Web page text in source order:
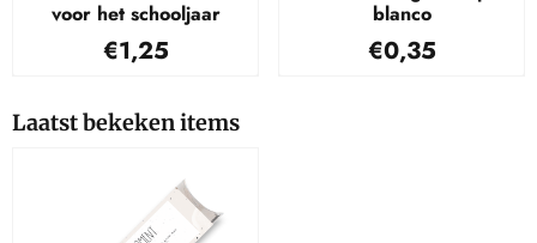
voor het schooljaar
Prijs: 1,25
€1,25
blanco
Prijs: 0,35
€0,35
Laatst bekeken items